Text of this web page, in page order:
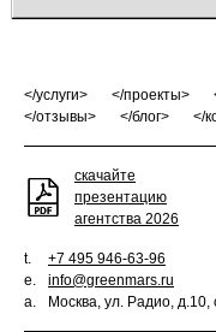
услуги проекты
отзывы
блог
скачайте
презентацию
агентства 2026
t.
+7 495 946-63-96
e.
info@greenmars.ru
a.
Москва, ул. Радио, д.10,